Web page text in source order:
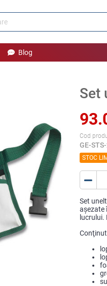
Blog
Set
Cod
GE-
STOC
Set
aşezate
lucrului.